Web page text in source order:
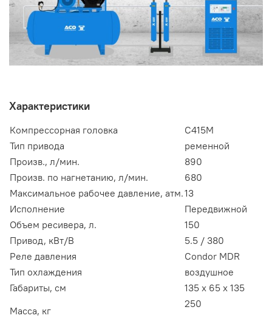
Характеристики
Компрессорная головка
С415М
Тип привода
ременной
Произв., л/мин.
890
Произв. по нагнетанию, л/мин.
680
Максимальное рабочее давление, атм.13
Исполнение
Передвижной
Объем ресивера, л.
150
Привод, кВт/В
5.5 / 380
Реле давления
Condor MDR
Тип охлаждения
воздушное
Габариты, см
135 х 65 х 135
Масса, кг
250